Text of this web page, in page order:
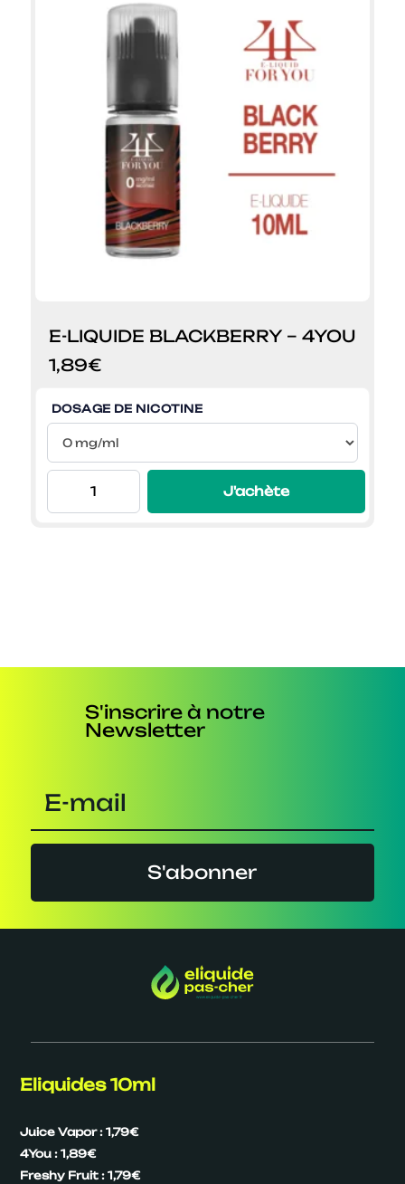
E-LIQUIDE BLACKBERRY – 4YOU
1,89€
DOSAGE DE NICOTINE
J'achète
S'inscrire à notre
Newsletter
S'abonner
Eliquides 10ml
Juice Vapor : 1,79€
4You : 1,89€
Freshy Fruit : 1,79€